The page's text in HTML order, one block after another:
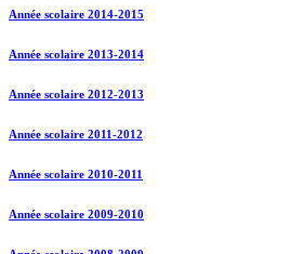
Année scolaire 2014-2015
Année scolaire 2013-2014
Année scolaire 2012-2013
Année scolaire 2011-2012
Année scolaire 2010-2011
Année scolaire 2009-2010